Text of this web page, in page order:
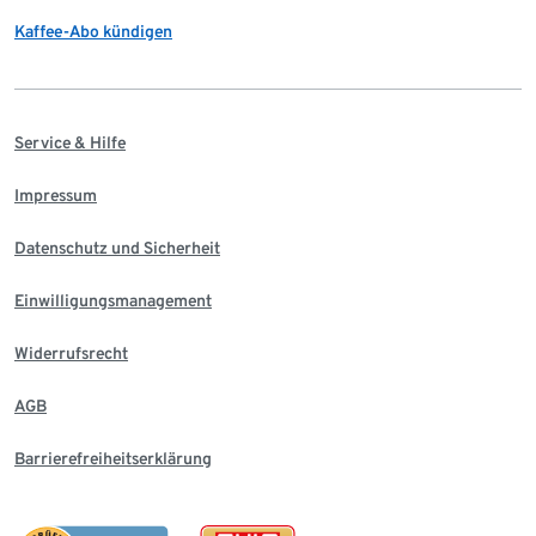
Kaffee-Abo kündigen
Service & Hilfe
Impressum
Datenschutz und Sicherheit
Einwilligungsmanagement
Widerrufsrecht
AGB
Barrierefreiheitserklärung